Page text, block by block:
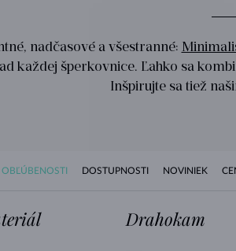
nadčasové a všestranné:
každej šperkovnice. Ľahko sa
Inšpirujte sa tiež
OBĽÚBENOSTI DOSTUPNOSTI NOVINIEK
Drahokam